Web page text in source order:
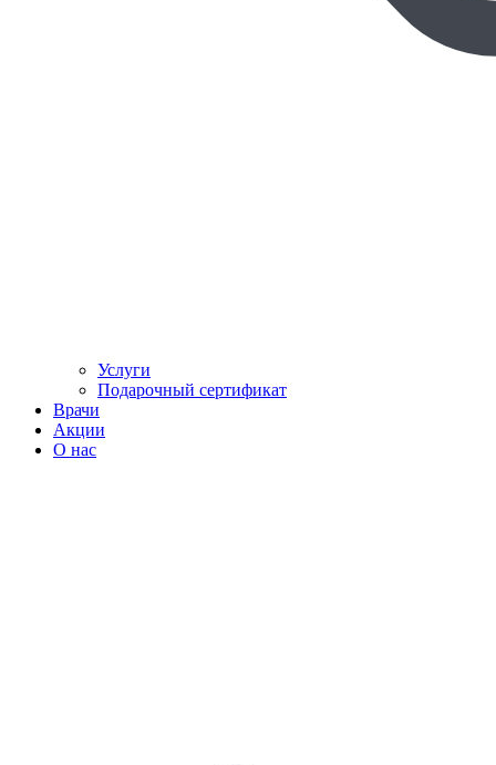
Услуги
Подарочный сертификат
Врачи
Акции
О нас